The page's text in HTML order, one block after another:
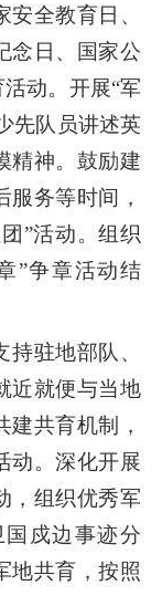
全教育日、
念日、国家公
动。开展“军
先队员讲述英
精神。鼓励建
务等时间，
”活动。组织
”争章活动结
持驻地部队、
近就便与当地
共育机制，
动。深化开展
，组织优秀军
戍边事迹分
地共育，按照